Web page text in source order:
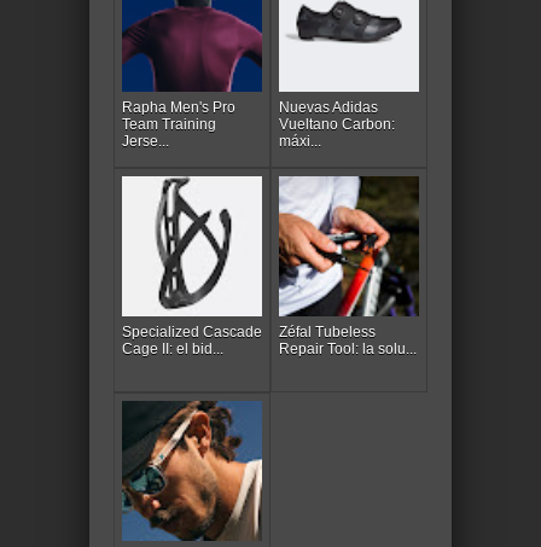
Rapha Men's Pro
Team Training
Jerse...
Nuevas Adidas
Vueltano Carbon:
máxi...
Specialized Cascade
Cage II: el bid...
Zéfal Tubeless
Repair Tool: la solu...